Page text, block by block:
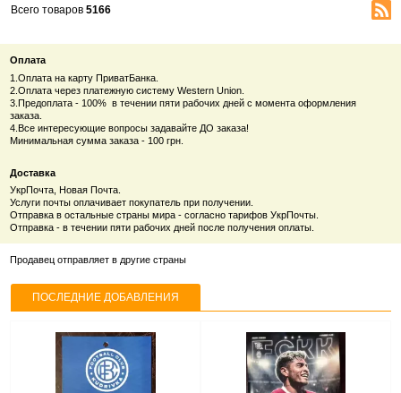
Всего товаров 5166
Оплата
1.Оплата на карту ПриватБанка.
2.Оплата через платежную систему Western Union.
3.Предоплата - 100% в течении пяти рабочих дней с момента оформления
заказа.
4.Все интересующие вопросы задавайте ДО заказа!
Минимальная сумма заказа - 100 грн.
Доставка
УкрПочта, Новая Почта.
Услуги почты оплачивает покупатель при получении.
Отправка в остальные страны мира - согласно тарифов УкрПочты.
Отправка - в течении пяти рабочих дней после получения оплаты.
Продавец отправляет в другие страны
ПОСЛЕДНИЕ ДОБАВЛЕНИЯ